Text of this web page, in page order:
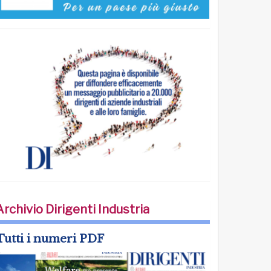
Dirigenti Industria
i numeri PDF